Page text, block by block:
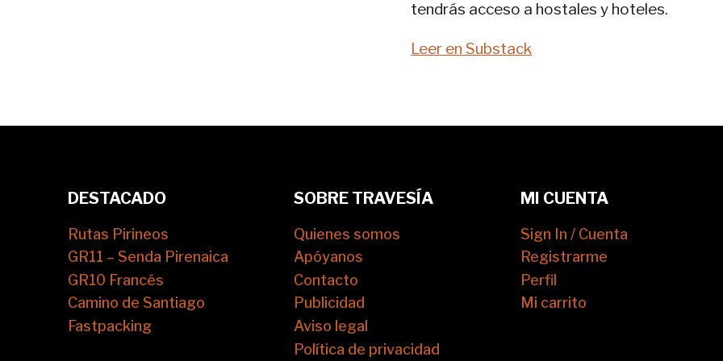
tendrás acceso a hostales y hoteles.
Leer en Substack
DESTACADO
Rutas Pirineos
GR11 – Senda Pirenaica
GR10 Francés
Camino de Santiago
Fastpacking
SOBRE TRAVESÍA
Quienes somos
Apóyanos
Contacto
Publicidad
Aviso legal
Política de privacidad
MI CUENTA
Sign In / Cuenta
Registrarme
Perfil
Mi carrito